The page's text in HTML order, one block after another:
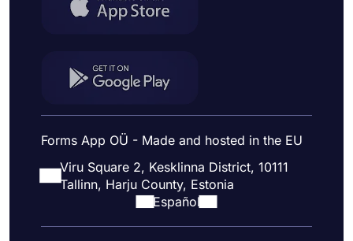
Forms App OÜ - Made and hosted in the EU
Viru Square 2, Kesklinna District, 10111
Tallinn, Harju County, Estonia
Español